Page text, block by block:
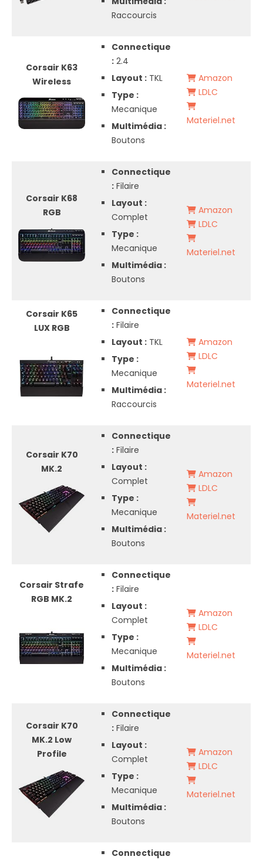
Raccourcis
Corsair K63
Wireless
Connectique
: 2.4
Layout : TKL
Type :
Mecanique
Multimédia :
Boutons
Amazon
LDLC
Materiel.net
Corsair K68
RGB
Connectique
: Filaire
Layout :
Complet
Type :
Mecanique
Multimédia :
Boutons
Amazon
LDLC
Materiel.net
Corsair K65
LUX RGB
Connectique
: Filaire
Layout : TKL
Type :
Mecanique
Multimédia :
Raccourcis
Amazon
LDLC
Materiel.net
Corsair K70
MK.2
Connectique
: Filaire
Layout :
Complet
Type :
Mecanique
Multimédia :
Boutons
Amazon
LDLC
Materiel.net
Corsair Strafe
RGB MK.2
Connectique
: Filaire
Layout :
Complet
Type :
Mecanique
Multimédia :
Boutons
Amazon
LDLC
Materiel.net
Corsair K70
MK.2 Low
Profile
Connectique
: Filaire
Layout :
Complet
Type :
Mecanique
Multimédia :
Boutons
Amazon
LDLC
Materiel.net
Connectique